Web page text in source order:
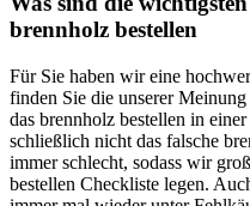
brennholz bestellen
Für Sie haben wir eine
finden Sie die unserer
das brennholz bestellen in
schließlich nicht das falsche
immer schlecht, sodass wir
bestellen Checkliste legen.